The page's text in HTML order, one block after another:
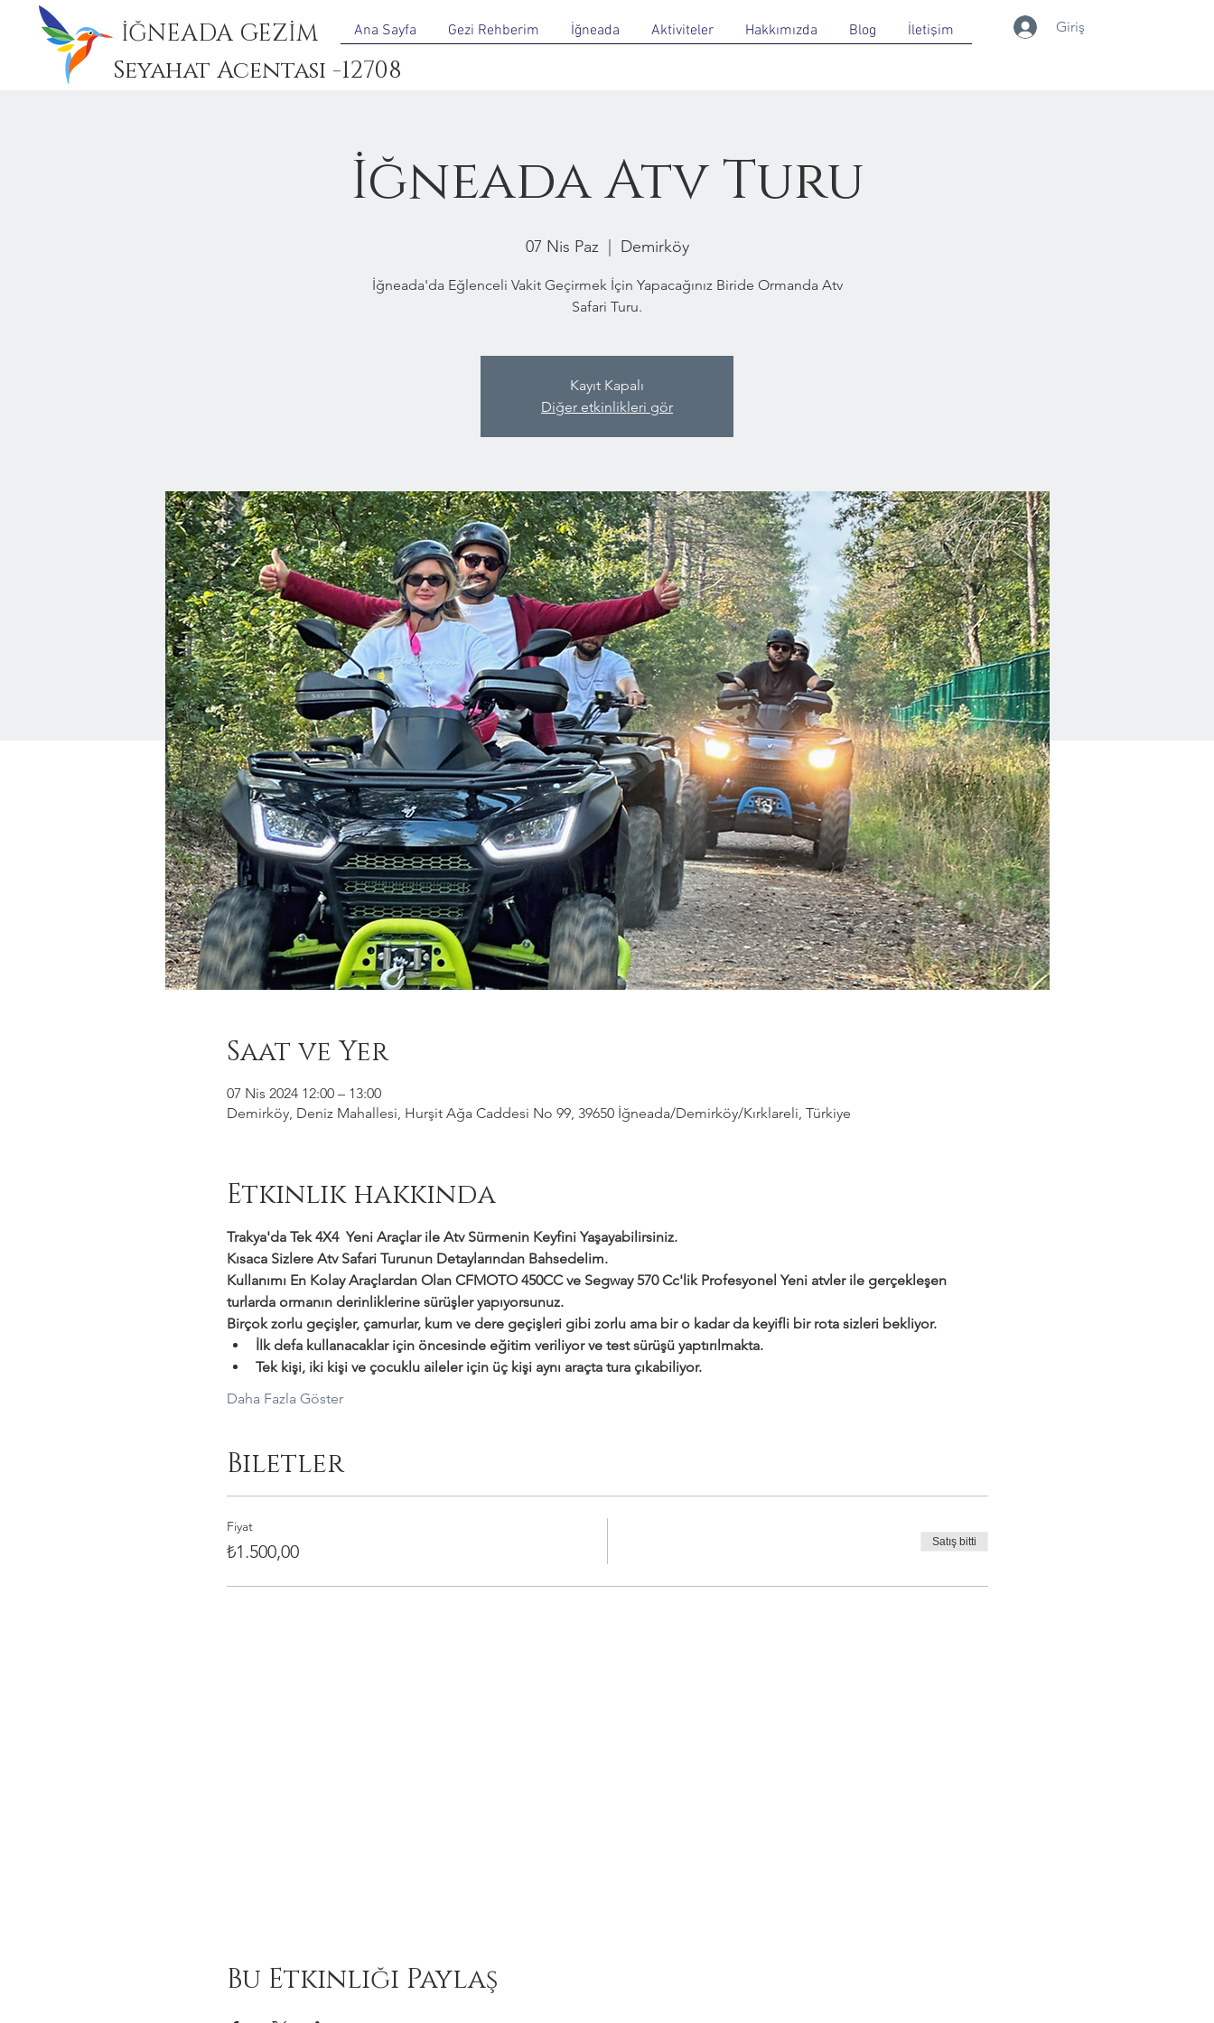
İĞNEADA GEZİM
Seyahat Acentası -12708
Ana Sayfa Gezi Rehberim İğneada Aktiviteler Hakkımızda Blog İletişim Giriş
İğneada Atv Turu
07 Nis Paz
  |
Demirköy
İğneada'da Eğlenceli Vakit Geçirmek İçin Yapacağınız Biride Ormanda Atv
Safari Turu.
Kayıt Kapalı
Diğer etkinlikleri gör
Saat ve Yer
07 Nis 2024 12:00 – 13:00
Demirköy, Deniz Mahallesi, Hurşit Ağa Caddesi No 99, 39650 İğneada/Demirköy/Kırklareli, Türkiye
Etkinlik hakkında
Trakya'da Tek 4X4  Yeni Araçlar ile Atv Sürmenin Keyfini Yaşayabilirsiniz.
Kısaca Sizlere Atv Safari Turunun Detaylarından Bahsedelim.
Kullanımı En Kolay Araçlardan Olan CFMOTO 450CC ve Segway 570 Cc'lik Profesyonel Yeni atvler ile gerçekleşen
turlarda ormanın derinliklerine sürüşler yapıyorsunuz.
Birçok zorlu geçişler, çamurlar, kum ve dere geçişleri gibi zorlu ama bir o kadar da keyifli bir rota sizleri bekliyor.
İlk defa kullanacaklar için öncesinde eğitim veriliyor ve test sürüşü yaptırılmakta.
Tek kişi, iki kişi ve çocuklu aileler için üç kişi aynı araçta tura çıkabiliyor.
Daha Fazla Göster
Biletler
Fiyat
₺1.500,00 Satış bitti
Bu Etkinliği Paylaş